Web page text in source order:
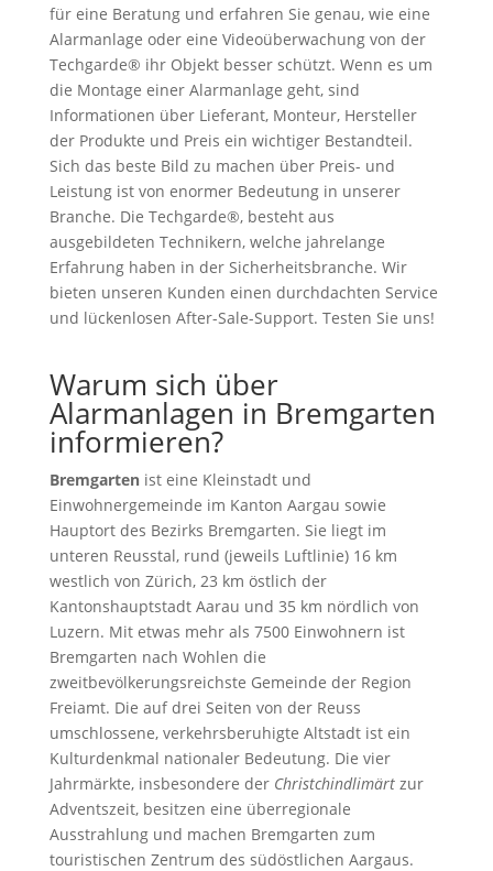
für eine Beratung und erfahren Sie genau, wie eine
Alarmanlage oder eine Videoüberwachung von der
Techgarde® ihr Objekt besser schützt. Wenn es um
die Montage einer Alarmanlage geht, sind
Informationen über Lieferant, Monteur, Hersteller
der Produkte und Preis ein wichtiger Bestandteil.
Sich das beste Bild zu machen über Preis- und
Leistung ist von enormer Bedeutung in unserer
Branche. Die Techgarde®, besteht aus
ausgebildeten Technikern, welche jahrelange
Erfahrung haben in der Sicherheitsbranche. Wir
bieten unseren Kunden einen durchdachten Service
und lückenlosen After-Sale-Support. Testen Sie uns!
Warum sich über
Alarmanlagen in Bremgarten
informieren?
Bremgarten ist eine Kleinstadt und
Einwohnergemeinde im Kanton Aargau sowie
Hauptort des Bezirks Bremgarten. Sie liegt im
unteren Reusstal, rund (jeweils Luftlinie) 16 km
westlich von Zürich, 23 km östlich der
Kantonshauptstadt Aarau und 35 km nördlich von
Luzern. Mit etwas mehr als 7500 Einwohnern ist
Bremgarten nach Wohlen die
zweitbevölkerungsreichste Gemeinde der Region
Freiamt. Die auf drei Seiten von der Reuss
umschlossene, verkehrsberuhigte Altstadt ist ein
Kulturdenkmal nationaler Bedeutung. Die vier
Jahrmärkte, insbesondere der Christchindlimärtzur
Adventszeit, besitzen eine überregionale
Ausstrahlung und machen Bremgarten zum
touristischen Zentrum des südöstlichen Aargaus.